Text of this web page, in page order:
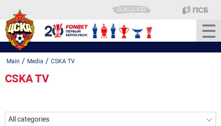
Main / Media / CSKA TV
CSKA TV
All categories